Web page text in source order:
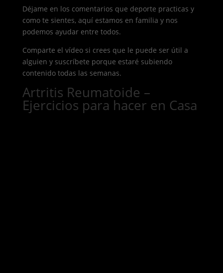
Déjame en los comentarios que deporte practicas y
como te sientes, aquí estamos en familia y nos
podemos ayudar entre todos.
Comparte el vídeo si crees que le puede ser útil a
alguien y suscríbete porque estaré subiendo
contenido todas las semanas.
Artritis Reumatoide –
Ejercicios para hacer en Casa